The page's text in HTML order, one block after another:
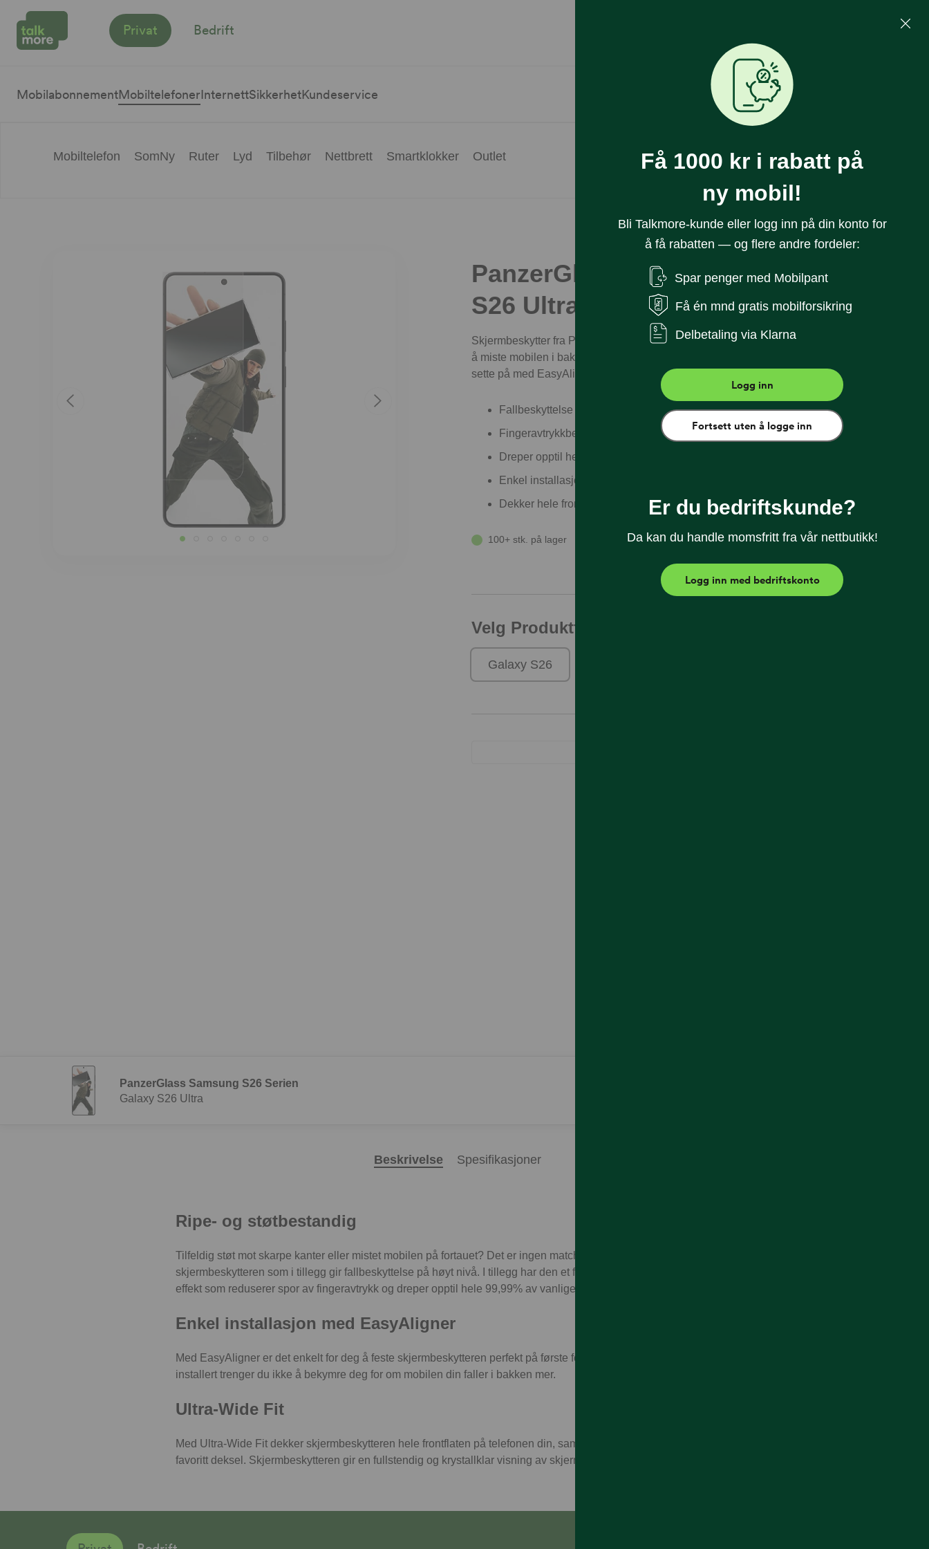
Privat Bedrift
MobilabonnementMobiltelefonerInternettSikkerhetKundeservice
Mobiltelefon SomNy Ruter Lyd Tilbehør Nettbrett Smartklokker Outlet
PanzerGlass Samsung Galaxy
S26 Ultra
Skjermbeskytter fra PanzerGlass™ gir god beskyttelse om du skulle være uheldig
å miste mobilen i bakken og dreper opptil 99,99% av overflatebakterier. Enkel å
sette på med EasyAligner og gir krystallklar visning av skjermen din.
Fallbeskyttelse på høyt nivå
Fingeravtrykkbestandig
Dreper opptil hele 99,99% av overflatebakterier
Enkel installasjon - perfekt på første forsøk
Dekker hele frontflaten på telefonen din og gir krystallklar visning
100+ stk. på lager
Velg Produktfamilie
Galaxy S26
PanzerGlass Samsung S26 Serien
Galaxy S26 Ultra
Beskrivelse Spesifikasjoner
Ripe- og støtbestandig
Tilfeldig støt mot skarpe kanter eller mistet mobilen på fortauet? Det er ingen match for denne ripe- og støtbestandige
skjermbeskytteren som i tillegg gir fallbeskyttelse på høyt nivå. I tillegg har den et flekkfritt belegg med antibakteriell
effekt som reduserer spor av fingeravtrykk og dreper opptil hele 99,99% av vanlige overflatebakterier.
Enkel installasjon med EasyAligner
Med EasyAligner er det enkelt for deg å feste skjermbeskytteren perfekt på første forsøk. Når skjermbeskytteren er
installert trenger du ikke å bekymre deg for om mobilen din faller i bakken mer.
Ultra-Wide Fit
Med Ultra-Wide Fit dekker skjermbeskytteren hele frontflaten på telefonen din, samtidig som du fortsatt har plass til ditt
favoritt deksel. Skjermbeskytteren gir en fullstendig og krystallklar visning av skjermen din.
Få 1000 kr i rabatt på
ny mobil!
Bli Talkmore-kunde eller logg inn på din konto for
å få rabatten — og flere andre fordeler:
Spar penger med Mobilpant
Få én mnd gratis mobilforsikring
Delbetaling via Klarna
Logg inn
Fortsett uten å logge inn
Er du bedriftskunde?
Da kan du handle momsfritt fra vår nettbutikk!
Logg inn med bedriftskonto